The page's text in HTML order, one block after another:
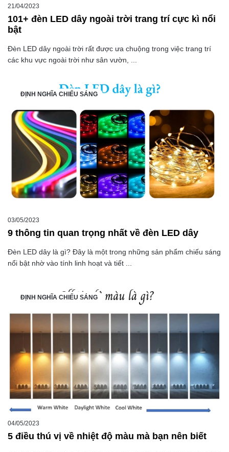
21/04/2023
101+ đèn LED dây ngoài trời trang trí cực kì nổi
bật
Đèn LED dây ngoài trời rất được ưa chuộng trong việc trang trí
các khu vực ngoài trời như sân vườn, ...
ĐỊNH NGHĨA CHIẾU SÁNG
03/05/2023
9 thông tin quan trọng nhất về đèn LED dây
Đèn LED dây là gì? Đây là một trong những sản phẩm chiếu sáng
nổi bật nhờ vào tính linh hoạt và tiết ...
ĐỊNH NGHĨA CHIẾU SÁNG
04/05/2023
5 điều thú vị về nhiệt độ màu mà bạn nên biết